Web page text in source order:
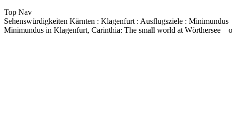
Top Nav
Sehenswürdigkeiten Kärnten : Klagenfurt : Ausflugsziele : Minimundus
Minimundus in Klagenfurt, Carinthia: The small world at Wörthersee –